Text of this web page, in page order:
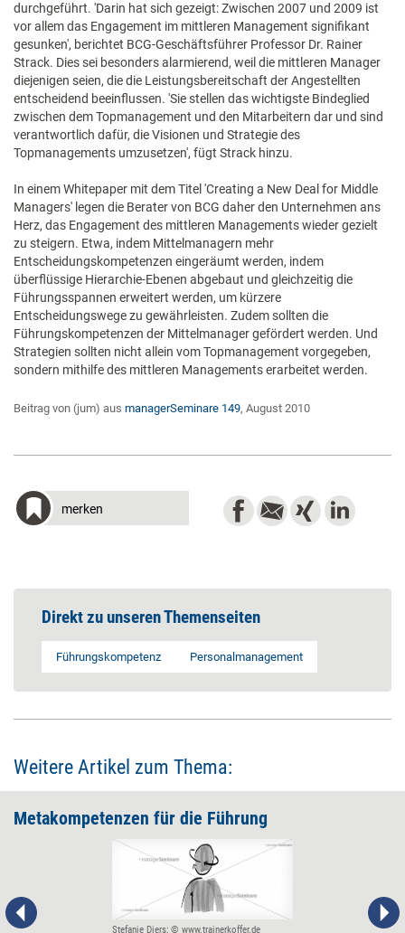
durchgeführt. 'Darin hat sich gezeigt: Zwischen 2007 und 2009 ist
vor allem das Engagement im mittleren Management signifikant
gesunken', berichtet BCG-Geschäftsführer Professor Dr. Rainer
Strack. Dies sei besonders alarmierend, weil die mittleren Manager
diejenigen seien, die die Leistungsbereitschaft der Angestellten
entscheidend beeinflussen. 'Sie stellen das wichtigste Bindeglied
zwischen dem Topmanagement und den Mitarbeitern dar und sind
verantwortlich dafür, die Visionen und Strategie des
Topmanagements umzusetzen', fügt Strack hinzu.
In einem Whitepaper mit dem Titel 'Creating a New Deal for Middle
Managers' legen die Berater von BCG daher den Unternehmen ans
Herz, das Engagement des mittleren Managements wieder gezielt
zu steigern. Etwa, indem Mittelmanagern mehr
Entscheidungskompetenzen eingeräumt werden, indem
überflüssige Hierarchie-Ebenen abgebaut und gleichzeitig die
Führungsspannen erweitert werden, um kürzere
Entscheidungswege zu gewährleisten. Zudem sollten die
Führungskompetenzen der Mittelmanager gefördert werden. Und
Strategien sollten nicht allein vom Topmanagement vorgegeben,
sondern mithilfe des mittleren Managements erarbeitet werden.
Beitrag von (jum) aus managerSeminare 149, August 2010
merken
Direkt zu unseren Themenseiten
Führungskompetenz Personalmanagement
Weitere Artikel zum Thema:
Metakompetenzen für die Führung
Stefanie Diers; © www.trainerkoffer.de